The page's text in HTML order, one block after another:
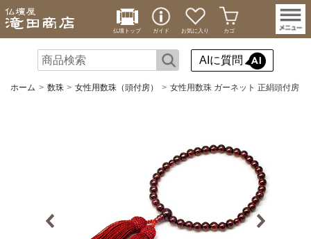
仏壇トップ ガイド お気に入り カゴ
AIに質問
ホーム 数珠 女性用数珠（頭付房） 女性用数珠 ガーネット 正絹頭付房